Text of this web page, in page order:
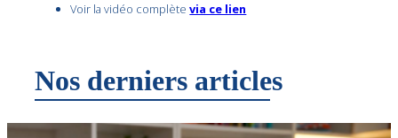
Voir la vidéo complètevia ce lien
Nos derniers articles